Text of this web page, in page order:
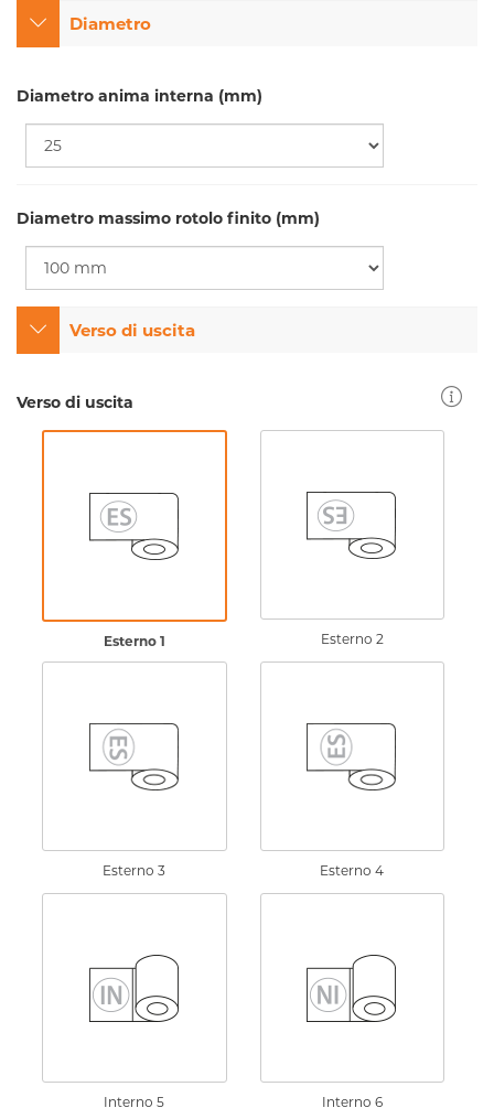
Diametro
Diametro anima interna (mm)
Diametro massimo rotolo finito (mm)
Verso di uscita
Verso di uscita
Esterno 1 Esterno 2
Esterno 3 Esterno 4
Interno 5 Interno 6